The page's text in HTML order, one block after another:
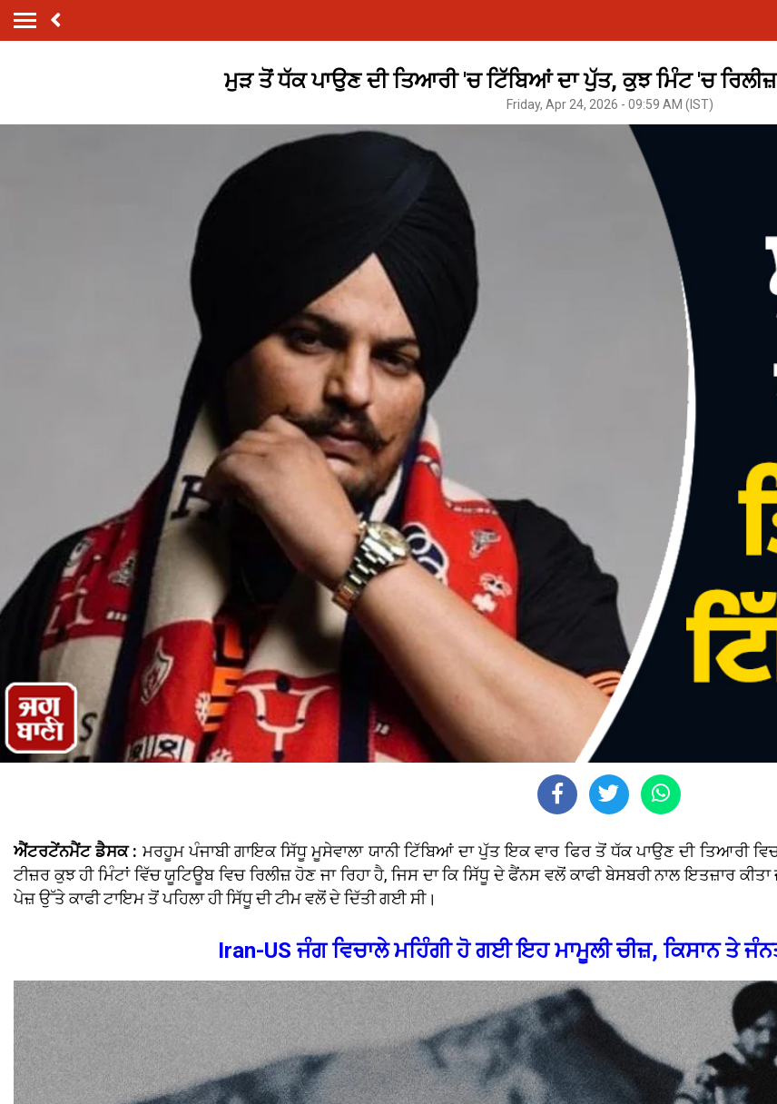
ਮੁੜ ਤੋਂ ਧੱਕ ਪਾਉਣ ਦੀ ਤਿਆਰੀ 'ਚ ਟਿੱਬਿਆਂ ਦਾ ਪੁੱਤ, ਕੁਝ ਮਿੰਟ 'ਚ ਰਿਲੀਜ਼
Friday, Apr 24, 2026 - 09:59 AM (IST)
ਐਂਟਰਟੇਂਨਮੈਂਟ ਡੈਸਕ : ਮਰਹੂਮ ਪੰਜਾਬੀ ਗਾਇਕ ਸਿੱਧੂ ਮੂਸੇਵਾਲਾ ਯਾਨੀ ਟਿੱਬਿਆਂ ਦਾ ਪੁੱਤ ਇਕ ਵਾਰ ਫਿਰ ਤੋਂ ਧੱਕ ਪਾਉਣ ਦੀ ਤਿਆਰੀ
ਟੀਜ਼ਰ ਕੁਝ ਹੀ ਮਿੰਟਾਂ ਵਿੱਚ ਯੂਟਿਊਬ ਵਿਚ ਰਿਲੀਜ਼ ਹੋਣ ਜਾ ਰਿਹਾ ਹੈ, ਜਿਸ ਦਾ ਕਿ ਸਿੱਧੂ ਦੇ ਫੈਂਨਸ ਵਲੋਂ ਕਾਫੀ ਬੇਸਬਰੀ ਨਾਲ ਇਤਜ਼ਾਰ
ਪੇਜ਼ ਉੱਤੇ ਕਾਫੀ ਟਾਇਮ ਤੋਂ ਪਹਿਲਾ ਹੀ ਸਿੱਧੂ ਦੀ ਟੀਮ ਵਲੋਂ ਦੇ ਦਿੱਤੀ ਗਈ ਸੀ।
Iran-US ਜੰਗ ਵਿਚਾਲੇ ਮਹਿੰਗੀ ਹੋ ਗਈ ਇਹ ਮਾਮੂਲੀ ਚੀਜ਼, ਕਿਸਾਨ ਤੇ